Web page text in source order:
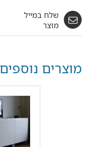
שלח במייל
מוצר
מוצרים